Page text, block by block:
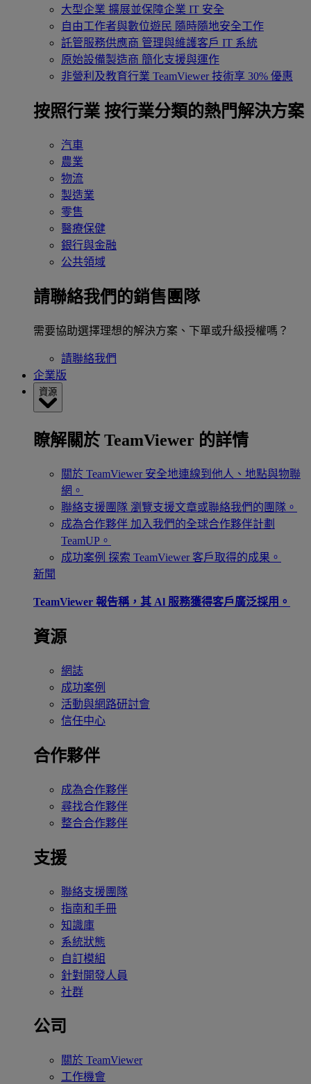
大型企業 擴展並保障企業 IT 安全
自由工作者與數位遊民 隨時隨地安全工作
託管服務供應商 管理與維護客戶 IT 系統
原始設備製造商 簡化支援與運作
非營利及教育行業 TeamViewer 技術享 30% 優惠
按照行業 按行業分類的熱門解決方案
汽車
農業
物流
製造業
零售
醫療保健
銀行與金融
公共領域
請聯絡我們的銷售團隊
需要協助選擇理想的解決方案、下單或升級授權嗎？
請聯絡我們
企業版
資源
瞭解關於 TeamViewer 的詳情
關於 TeamViewer 安全地連線到他人、地點與物聯
網。
聯絡支援團隊 瀏覽支援文章或聯絡我們的團隊。
成為合作夥伴 加入我們的全球合作夥伴計劃
TeamUP。
成功案例 探索 TeamViewer 客戶取得的成果。
新聞
TeamViewer 報告稱，其 Al 服務獲得客戶廣泛採用。
資源
網誌
成功案例
活動與網路研討會
信任中心
合作夥伴
成為合作夥伴
尋找合作夥伴
整合合作夥伴
支援
聯絡支援團隊
指南和手冊
知識庫
系統狀態
自訂模組
針對開發人員
社群
公司
關於 TeamViewer
工作機會